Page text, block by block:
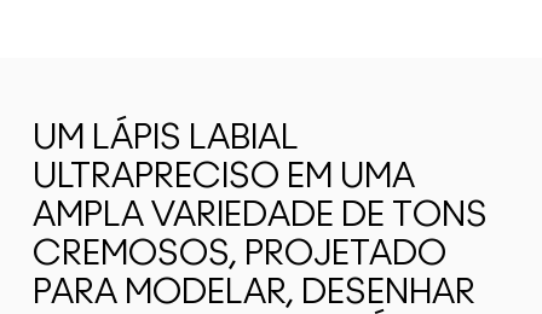
UM LÁPIS LABIAL
ULTRAPRECISO EM UMA
AMPLA VARIEDADE DE TONS
CREMOSOS, PROJETADO
PARA MODELAR, DESENHAR